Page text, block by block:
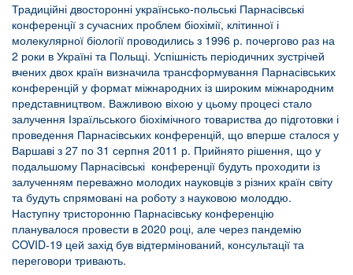
Традиційні двосторонні українсько-польські Парнасівські
конференції з сучасних проблем біохімії, клітинної і
молекулярної біології проводились з 1996 р. почергово раз на
2 роки в Україні та Польщі. Успішність періодичних зустрічей
вчених двох країн визначила трансформування Парнасівських
конференцій у формат міжнародних із широким міжнародним
представництвом. Важливою віхою у цьому процесі стало
залучення Ізраїльського біохімічного товариства до підготовки і
проведення Парнасівських конференцій, що вперше сталося у
Варшаві з 27 по 31 серпня 2011 р. Прийнято рішення, що у
подальшому Парнасівські конференції будуть проходити із
залученням переважно молодих науковців з різних країн світу
та будуть спрямовані на роботу з науковою молоддю.
Наступну тристоронню Парнасівську конференцію
планувалося провести в 2020 році, але через пандемію
COVID-19 цей захід був відтермінований, консультації та
переговори тривають.